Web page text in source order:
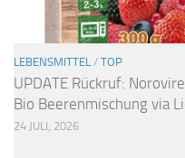
LEBENSMITTEL / TOP
UPDATE Rückruf:
Bio Beerenmischung via
24 JULI, 2026